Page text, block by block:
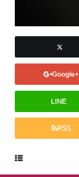
Google+
LINE
RSS